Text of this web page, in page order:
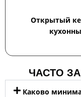
Открытый
ЧАСТО
Каково